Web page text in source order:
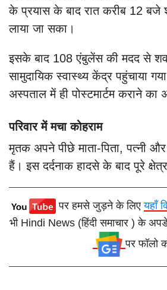
के प्रयास के बाद रात करीब 12
लाया जा सका।
इसके बाद 108 एंबुलेंस की मदद से
सामुदायिक स्वास्थ्य केंद्र पहुंचाया
अस्पताल में ही पोस्टमार्टम कराने का
परिवार में मचा कोहराम
मृतक अपने पीछे माता-पिता, पत्नी
हैं। इस दर्दनाक हादसे के बाद पूरे
पर हमसे जुड़ने के लिएयहाँ
भी Hindi News (हिंदी समाचार ) के
पर फॉलो